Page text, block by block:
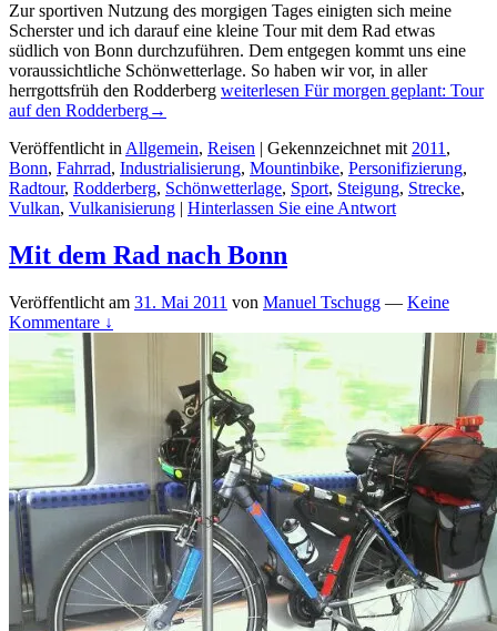
Zur sportiven Nutzung des morgigen Tages einigten sich meine
Scherster und ich darauf eine kleine Tour mit dem Rad etwas
südlich von Bonn durchzuführen. Dem entgegen kommt uns eine
voraussichtliche Schönwetterlage. So haben wir vor, in aller
herrgottsfrüh den Rodderberg weiterlesen Für morgen geplant: Tour
auf den Rodderberg→
Veröffentlicht in Allgemein, Reisen | Gekennzeichnet mit 2011 ,
Bonn, Fahrrad, Industrialisierung, Mountinbike, Personifizierung,
Radtour, Rodderberg, Schönwetterlage, Sport, Steigung, Strecke,
Vulkan, Vulkanisierung | Hinterlassen Sie eine Antwort
Mit dem Rad nach Bonn
Veröffentlicht am 31. Mai 2011 von Manuel Tschugg — Keine
Kommentare ↓